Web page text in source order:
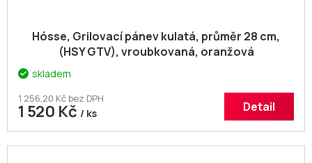
Hósse, Grilovací pánev kulatá, průměr 28 cm,
(HSY GTV), vroubkovaná, oranžová
skladem
1 256,20 Kč bez DPH
1 520 Kč / ks Detail